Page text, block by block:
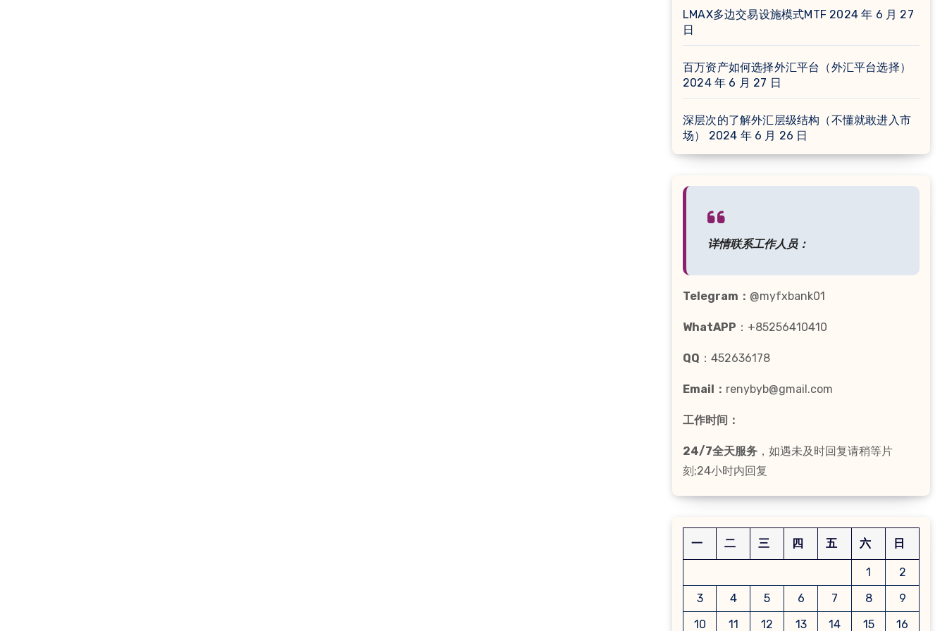
LMAX多边交易设施模式MTF 2024 年 6 月 27
日
百万资产如何选择外汇平台（外汇平台选择）
2024 年 6 月 27 日
深层次的了解外汇层级结构（不懂就敢进入市
场）
2024 年 6 月 26 日
详情联系工作人员：
Telegram： @myfxbank01
WhatAPP ：+85256410410
QQ ：452636178
Email： renybyb@gmail.com
工作时间：
24/7全天服务 ，如遇未及时回复请稍等片
刻;24小时内回复
一 二 三 四 五 六 日
1
2
3
4 5 6 7 8
9
10
11 12 13 14 15 16